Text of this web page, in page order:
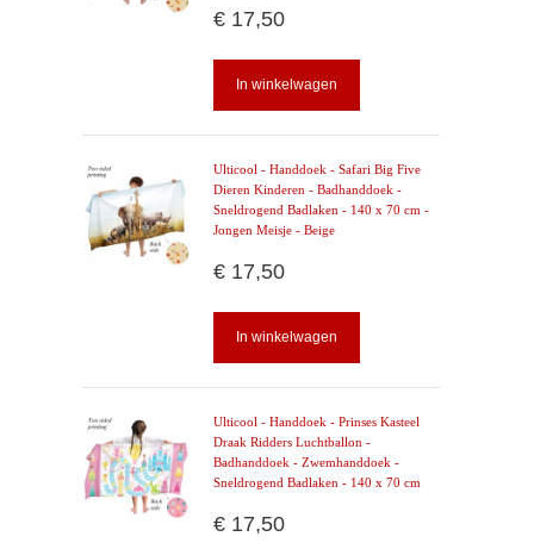
€ 17,50
In winkelwagen
Ulticool - Handdoek - Safari Big Five
Dieren Kinderen - Badhanddoek -
Sneldrogend Badlaken - 140 x 70 cm -
Jongen Meisje - Beige
€ 17,50
In winkelwagen
Ulticool - Handdoek - Prinses Kasteel
Draak Ridders Luchtballon -
Badhanddoek - Zwemhanddoek -
Sneldrogend Badlaken - 140 x 70 cm
€ 17,50